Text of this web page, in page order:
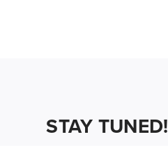
STAY TUNED!